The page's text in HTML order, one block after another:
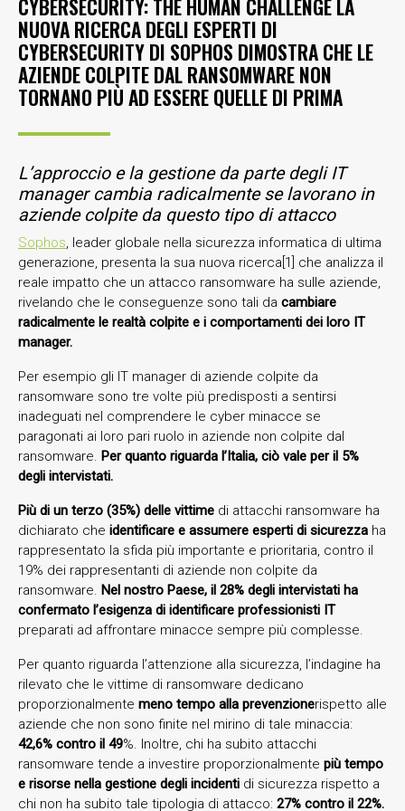
CYBERSECURITY: THE HUMAN CHALLENGE LA
NUOVA RICERCA DEGLI ESPERTI DI
CYBERSECURITY DI SOPHOS DIMOSTRA CHE LE
AZIENDE COLPITE DAL RANSOMWARE NON
TORNANO PIÙ AD ESSERE QUELLE DI PRIMA
L’approccio e la gestione da parte degli IT
manager cambia radicalmente se lavorano in
aziende colpite da questo tipo di attacco
Sophos, leader globale nella sicurezza informatica di ultima
generazione, presenta la sua nuova ricerca[1] che analizza il
reale impatto che un attacco ransomware ha sulle aziende,
rivelando che le conseguenze sono tali da cambiare
radicalmente le realtà colpite e i comportamenti dei loro IT
manager.
Per esempio gli IT manager di aziende colpite da
ransomware sono tre volte più predisposti a sentirsi
inadeguati nel comprendere le cyber minacce se
paragonati ai loro pari ruolo in aziende non colpite dal
ransomware. Per quanto riguarda l’Italia, ciò vale per il 5%
degli intervistati.
Più di un terzo (35%) delle vittime di attacchi ransomware ha
dichiarato che identificare e assumere esperti di sicurezza ha
rappresentato la sfida più importante e prioritaria, contro il
19% dei rappresentanti di aziende non colpite da
ransomware. Nel nostro Paese, il 28% degli intervistati ha
confermato l’esigenza di identificare professionisti IT
preparati ad affrontare minacce sempre più complesse.
Per quanto riguarda l’attenzione alla sicurezza, l’indagine ha
rilevato che le vittime di ransomware dedicano
proporzionalmente meno tempo alla prevenzionerispetto alle
aziende che non sono finite nel mirino di tale minaccia:
42,6% contro il 49%. Inoltre, chi ha subito attacchi
ransomware tende a investire proporzionalmente più tempo
e risorse nella gestione degli incidenti di sicurezza rispetto a
chi non ha subito tale tipologia di attacco: 27% contro il 22%.